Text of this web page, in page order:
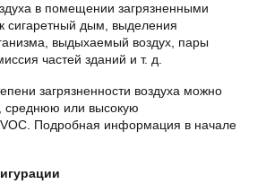
в помещении загрязненными
сигаретный дым, выделения
выдыхаемый воздух, пары
частей зданий и т. д.
загрязненности воздуха можно
среднюю или высокую
VOC. Подробная информация в начале